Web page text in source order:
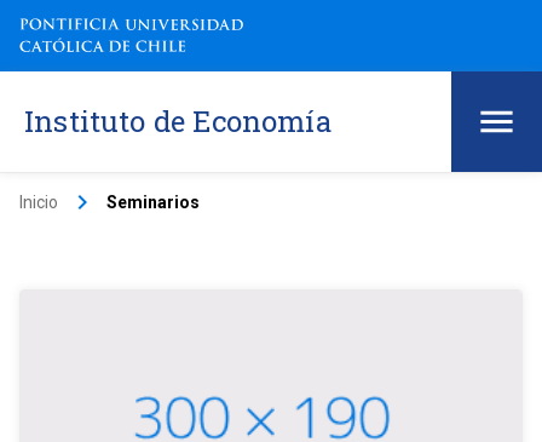
Instituto de Economía
Inicio keyboard_arrow_right Seminarios